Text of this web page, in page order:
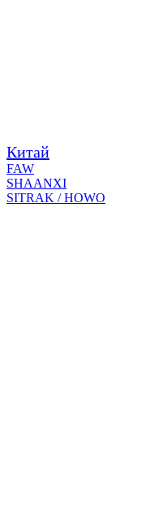
Китай
FAW
SHAANXI
SITRAK / HOWO